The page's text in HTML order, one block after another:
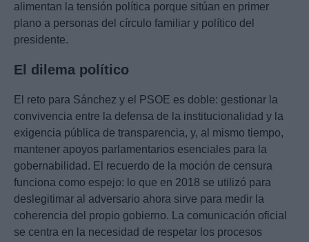
alimentan la tensión política porque sitúan en primer
plano a personas del círculo familiar y político del
presidente.
El dilema político
El reto para Sánchez y el PSOE es doble: gestionar la
convivencia entre la defensa de la institucionalidad y la
exigencia pública de transparencia, y, al mismo tiempo,
mantener apoyos parlamentarios esenciales para la
gobernabilidad. El recuerdo de la moción de censura
funciona como espejo: lo que en 2018 se utilizó para
deslegitimar al adversario ahora sirve para medir la
coherencia del propio gobierno. La comunicación oficial
se centra en la necesidad de respetar los procesos